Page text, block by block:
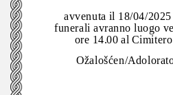
avvenuta il 18/04/
funerali avranno luogo
ore 14.00 al
Ožalošćen/